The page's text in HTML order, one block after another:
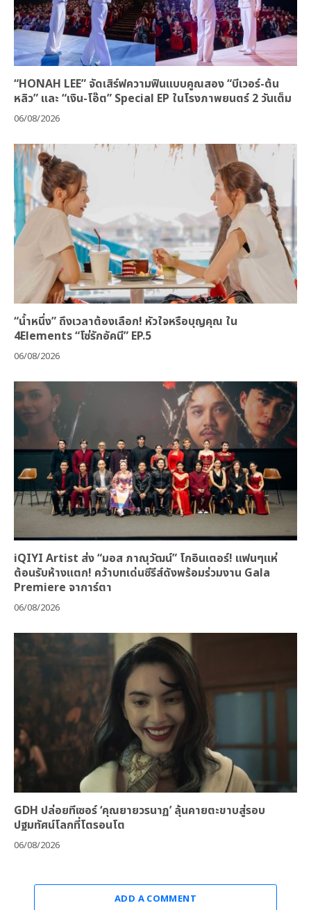
“HONAH LEE” จัดเสิร์ฟความฟินแบบคูณสอง “บีเวอร์-ต้น
หลิว” และ “เงิน-โอ๊ต” Special EP ในโรงภาพยนตร์ 2 วันเต็ม
06/08/2026
“น้ำหนึ่ง” ถึงเวลาต้องเลือก! หัวใจหรือบุญคุณ ใน
4Elements “โซ่รักอัคนี” EP.5
06/08/2026
iQIYI Artist ส่ง “มอส ภาณุวัฒน์” โกอินเตอร์! แฟนๆแห่
ต้อนรับห้างแตก! คว้าบทเด่นซีรีส์ดังพร้อมร่วมงาน Gala
Premiere จาการ์ตา
06/08/2026
GDH ปล่อยทีเซอร์ ‘คุณยายวรนาฏ’ ลุ้นคายตะขาบสู่รอบ
ปฐมทัศน์โลกที่โตรอนโต
06/08/2026
ADD A COMMENT